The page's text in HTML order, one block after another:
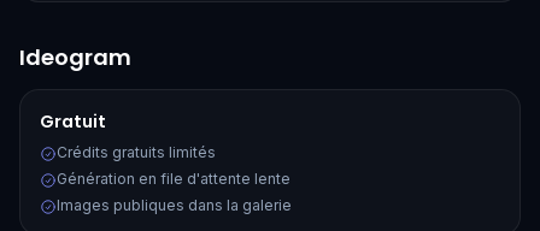
Ideogram
Gratuit
Crédits gratuits limités
Génération en file d'attente lente
Images publiques dans la galerie